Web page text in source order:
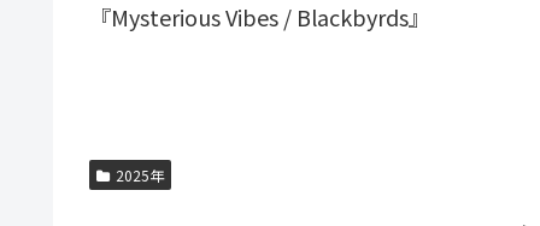
『Mysterious Vibes / Blackbyrds』
2025年